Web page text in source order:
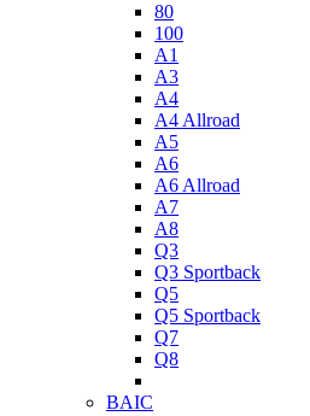
80
100
A1
A3
A4
A4 Allroad
A5
A6
A6 Allroad
A7
A8
Q3
Q3 Sportback
Q5
Q5 Sportback
Q7
Q8
BAIC